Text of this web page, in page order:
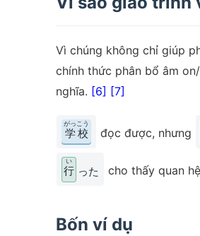
Vì chúng không chỉ giúp
chính thức phân bổ âm
nghĩa. [6] [7]
学校
がっこう
đọc được, nhưng
行
い
った cho thấy quan
Bốn ví dụ